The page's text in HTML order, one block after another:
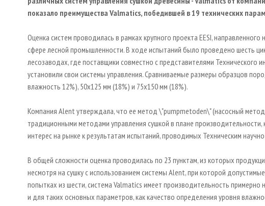
показало преимущества Valmatics, победившей в 19 технических
Оценка систем проводилась в рамках крупного проекта EESI,
сфере лесной промышленности. В ходе испытаний было проведено шесть
лесозаводах, где поставщики совместно с представителями Технического
установили свои системы управления. Сравниваемые размеры образцов
влажность 12%), 50x125 мм (18%) и 75x150 мм (18%).
Компания Alent утверждала, что ее метод \"pumpmetoden\" (насосный
традиционными методами управления сушкой в плане
интерес на рынке к результатам испытаний, проводимых Техническим
В общей сложности оценка проводилась по 23 пунктам, из которых
несмотря на сушку с использованием системы Alent, при которой
попытках из шести, система Valmatics имеет производительность примерно
и для таких основных параметров, как качество определения уровня